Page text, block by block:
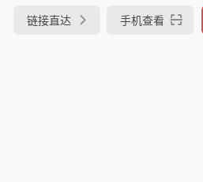
链接直达 手机查看